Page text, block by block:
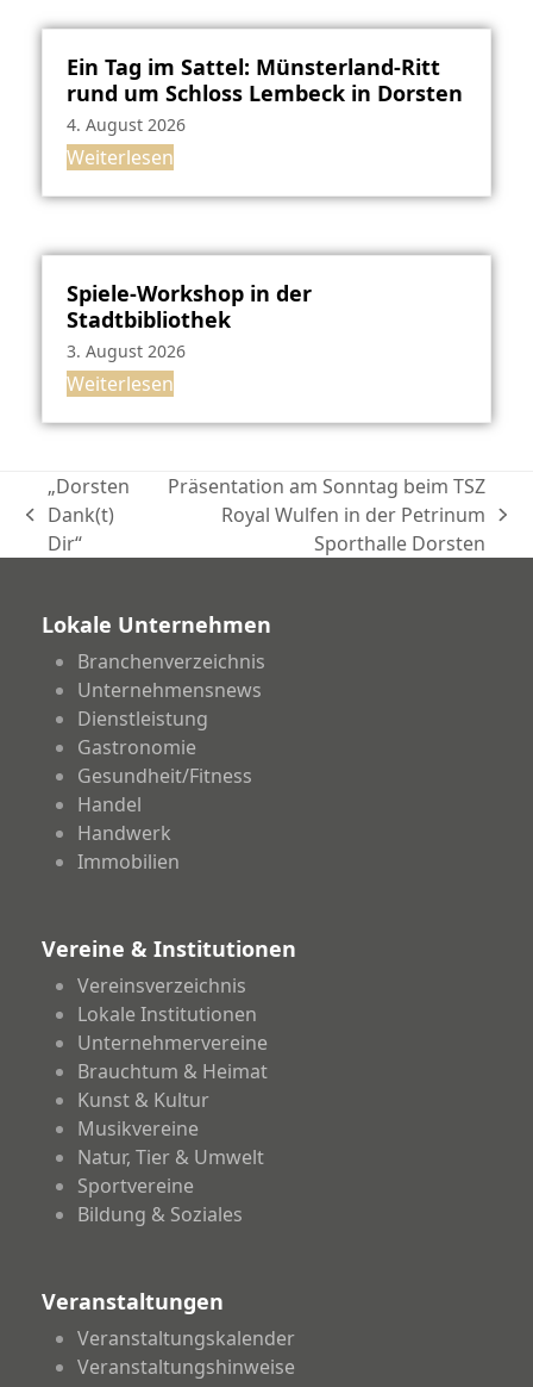
Ein Tag im Sattel: Münsterland-Ritt
rund um Schloss Lembeck in Dorsten
4. August 2026
Weiterlesen
Spiele-Workshop in der
Stadtbibliothek
3. August 2026
Weiterlesen
vorheriger
Beitrag:
„Dorsten
Dank(t)
Dir“
Nächster
Beitrag:
Präsentation am Sonntag beim TSZ
Royal Wulfen in der Petrinum
Sporthalle Dorsten
Lokale Unternehmen
Branchenverzeichnis
Unternehmensnews
Dienstleistung
Gastronomie
Gesundheit/Fitness
Handel
Handwerk
Immobilien
Vereine & Institutionen
Vereinsverzeichnis
Lokale Institutionen
Unternehmervereine
Brauchtum & Heimat
Kunst & Kultur
Musikvereine
Natur, Tier & Umwelt
Sportvereine
Bildung & Soziales
Veranstaltungen
Veranstaltungskalender
Veranstaltungshinweise